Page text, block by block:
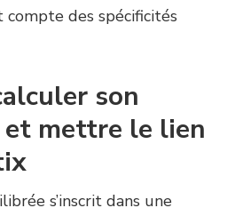
compte des spécificités
son
mettre le lien
s’inscrit dans une